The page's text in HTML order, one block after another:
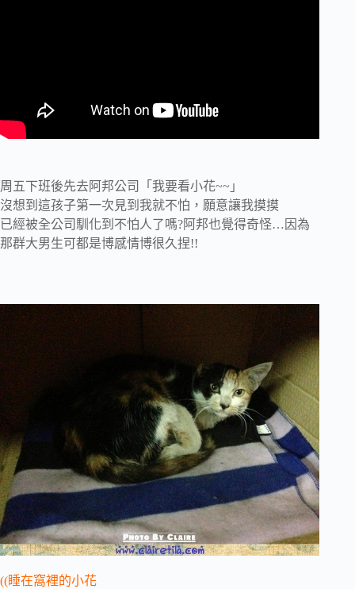
周五下班後先去阿邦公司「我要看小花~~」
沒想到這孩子第一次見到我就不怕，願意讓我摸摸
已經被全公司馴化到不怕人了嗎?阿邦也覺得奇怪…因為
那群大男生可都是博感情博很久捏!!
((睡在窩裡的小花